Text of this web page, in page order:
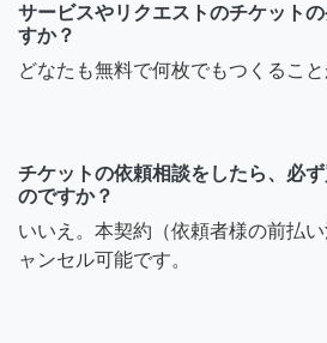
サービスやリクエストのチケット
すか？
どなたも無料で何枚でもつくること
チケットの依頼相談をしたら、必
のですか？
いいえ。本契約（依頼者様の前払
ャンセル可能です。